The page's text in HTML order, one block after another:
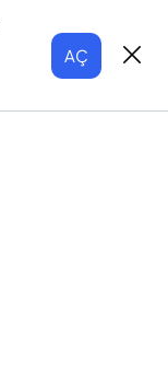
AÇ